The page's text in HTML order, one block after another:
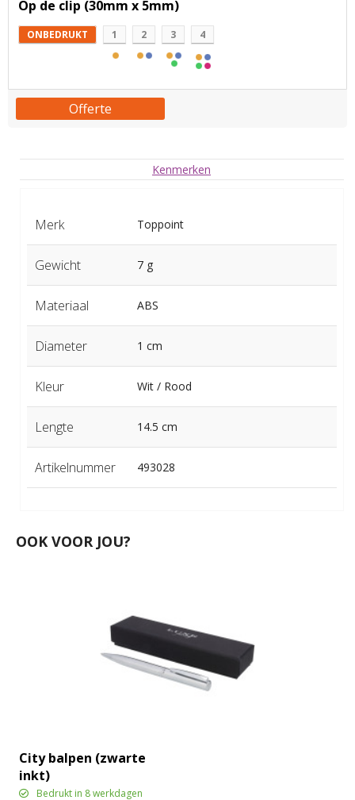
Op de clip (30mm x 5mm)
ONBEDRUKT 1 2 3 4
Offerte
Kenmerken
Merk Toppoint
Gewicht 7 g
Materiaal ABS
Diameter 1 cm
Kleur Wit / Rood
Lengte 14.5 cm
Artikelnummer 493028
OOK VOOR JOU?
City balpen (zwarte
inkt)
Bedrukt in 8 werkdagen